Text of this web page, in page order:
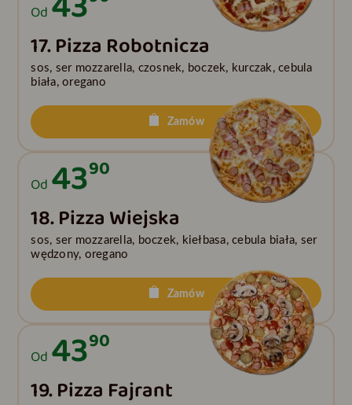
Od
17. Pizza Robotnicza
sos, ser mozzarella, czosnek, boczek, kurczak, cebula
biała, oregano
Zamów
Od 4390
18. Pizza Wiejska
sos, ser mozzarella, boczek, kiełbasa, cebula biała, ser
wędzony, oregano
Zamów
Od 4390
19. Pizza Fajrant